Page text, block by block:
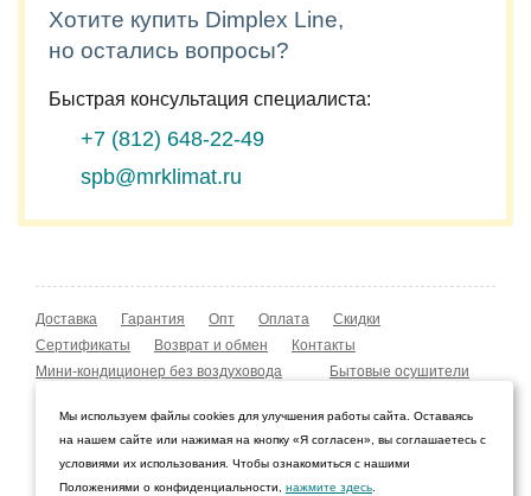
Хотите купить Dimplex Line,
но остались вопросы?
Быстрая консультация специалиста:
+7 (812) 648-22-49
spb@mrklimat.ru
Доставка Гарантия Опт Оплата
Скидки
Сертификаты
Возврат и обмен
Контакты
Мини-кондиционер без воздуховода
Бытовые осушители
Мобильные кондиционеры
Охладители воздуха
Мойка воздуха Boneco W210
© 2009–2026 Интернет-магазин «Мистер Климат»
Мы используем файлы cookies для улучшения работы сайта. Оставаясь
на нашем сайте или нажимая на кнопку «Я согласен», вы соглашаетесь с
условиями их использования. Чтобы ознакомиться с нашими
Положениями о конфиденциальности, нажмите здесь